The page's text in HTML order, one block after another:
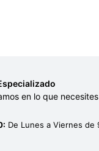
en lo que necesites
De Lunes a Viernes de